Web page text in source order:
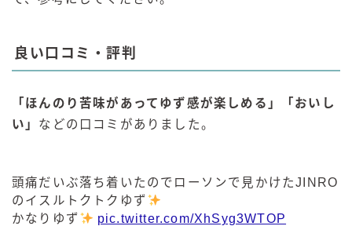
良い口コミ・評判
「ほんのり苦味があってゆず感が楽しめる」「おいし
い」 などの口コミがありました。
頭痛だいぶ落ち着いたのでローソンで見かけたJINRO
のイスルトクトクゆず
かなりゆず
pic.twitter.com/XhSyg3WTOP